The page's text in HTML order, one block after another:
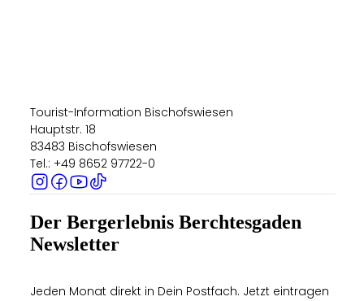
Tourist-Information Bischofswiesen
Hauptstr. 18
83483 Bischofswiesen
Tel.: +49 8652 97722-0
Der Bergerlebnis Berchtesgaden
Newsletter
Jeden Monat direkt in Dein Postfach. Jetzt eintragen